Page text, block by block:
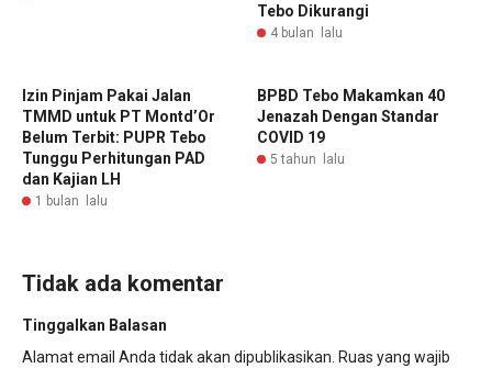
Tebo Dikurangi
4 bulan lalu
Izin Pinjam Pakai Jalan
TMMD untuk PT Montd’Or
Belum Terbit: PUPR Tebo
Tunggu Perhitungan PAD
dan Kajian LH
1 bulan lalu
BPBD Tebo Makamkan 40
Jenazah Dengan Standar
COVID 19
5 tahun lalu
Tidak ada komentar
Tinggalkan Balasan
Alamat email Anda tidak akan dipublikasikan. Ruas yang wajib